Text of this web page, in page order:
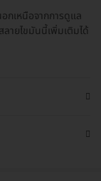
กเหนือจากการดูแล
ายไขมันนี้เพิ่มเติมได้